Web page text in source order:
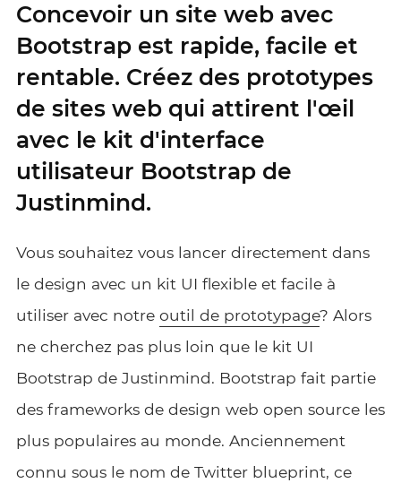
Concevoir un site web avec
Bootstrap est rapide, facile et
rentable. Créez des prototypes
de sites web qui attirent l'œil
avec le kit d'interface
utilisateur Bootstrap de
Justinmind.
Vous souhaitez vous lancer directement dans
le design avec un kit UI flexible et facile à
utiliser avec notre outil de prototypage? Alors
ne cherchez pas plus loin que le kit UI
Bootstrap de Justinmind. Bootstrap fait partie
des frameworks de design web open source les
plus populaires au monde. Anciennement
connu sous le nom de Twitter blueprint, ce